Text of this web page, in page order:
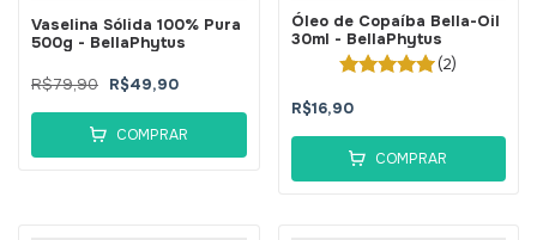
Vaselina Sólida 100% Pura
500g - BellaPhytus
R$79,90 R$49,90
COMPRAR
Óleo de Copaíba Bella-Oil
30ml - BellaPhytus
(2)
R$16,90
COMPRAR